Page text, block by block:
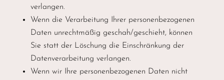
verlangen.
Wenn die Verarbeitung Ihrer personenbezogenen
Daten unrechtmäßig geschah/geschieht, können
Sie statt der Löschung die Einschränkung der
Datenverarbeitung verlangen.
Wenn wir Ihre personenbezogenen Daten nicht